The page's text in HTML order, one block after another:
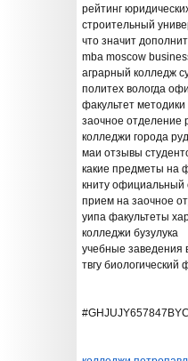
рейтинг
строительный
что значит
mba moscow
аграрный колледж
политех вологда
факультет
заочное отделение
колледжи города
маи отзывы
какие предметы на
книту официальный
прием на заочное
уипа факультеты
колледжи бузулука
учебные заведения
твгу биологический